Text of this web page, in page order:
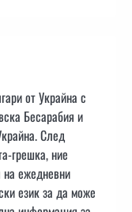
от Украйна с
Бесарабия и
След
грешка, ние
на ежедневни
език за да може